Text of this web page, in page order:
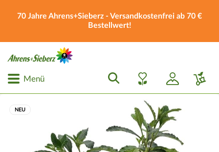
70 Jahre Ahrens+Sieberz - Versandkostenfrei ab 70 €
Bestellwert!
Menü
NEU